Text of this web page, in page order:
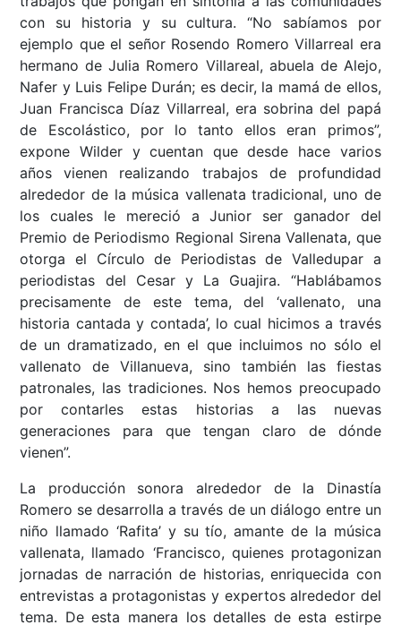
con su historia y su cultura. “No sabíamos por
ejemplo que el señor Rosendo Romero Villarreal era
hermano de Julia Romero Villareal, abuela de Alejo,
Nafer y Luis Felipe Durán; es decir, la mamá de ellos,
Juan Francisca Díaz Villarreal, era sobrina del papá
de Escolástico, por lo tanto ellos eran primos”,
expone Wilder y cuentan que desde hace varios
años vienen realizando trabajos de profundidad
alrededor de la música vallenata tradicional, uno de
los cuales le mereció a Junior ser ganador del
Premio de Periodismo Regional Sirena Vallenata, que
otorga el Círculo de Periodistas de Valledupar a
periodistas del Cesar y La Guajira. “Hablábamos
precisamente de este tema, del ‘vallenato, una
historia cantada y contada’, lo cual hicimos a través
de un dramatizado, en el que incluimos no sólo el
vallenato de Villanueva, sino también las fiestas
patronales, las tradiciones. Nos hemos preocupado
por contarles estas historias a las nuevas
generaciones para que tengan claro de dónde
vienen”.
La producción sonora alrededor de la Dinastía
Romero se desarrolla a través de un diálogo entre un
niño llamado ‘Rafita’ y su tío, amante de la música
vallenata, llamado ‘Francisco, quienes protagonizan
jornadas de narración de historias, enriquecida con
entrevistas a protagonistas y expertos alrededor del
tema. De esta manera los detalles de esta estirpe